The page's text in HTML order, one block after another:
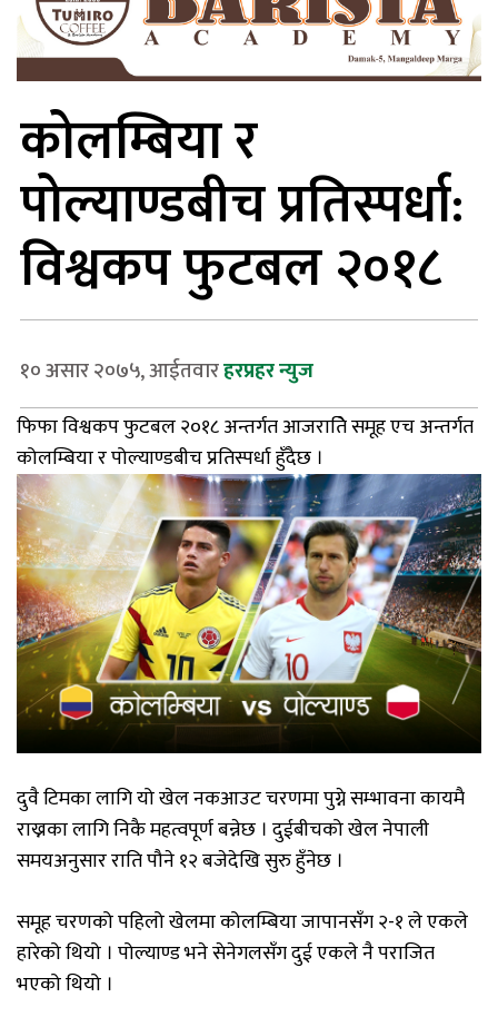
कोलम्बिया र
पोल्याण्डबीच प्रतिस्पर्धा:
विश्वकप फुटबल २०१८
१० असार २०७५, आईतवारहरप्रहर न्युज
फिफा विश्वकप फुटबल २०१८ अन्तर्गत आजरातिे समूह एच अन्तर्गत
कोलम्बिया र पोल्याण्डबीच प्रतिस्पर्धा हुँदैछ ।
दुवै टिमका लागि यो खेल नकआउट चरणमा पुग्ने सम्भावना कायमै
राख्नका लागि निकै महत्वपूर्ण बन्नेछ । दुईबीचको खेल नेपाली
समयअनुसार राति पौने १२ बजेदेखि सुरु हुँनेछ ।
समूह चरणको पहिलो खेलमा कोलम्बिया जापानसँग २-१ ले एकले
हारेको थियो । पोल्याण्ड भने सेनेगलसँग दुई एकले नै पराजित
भएको थियो ।